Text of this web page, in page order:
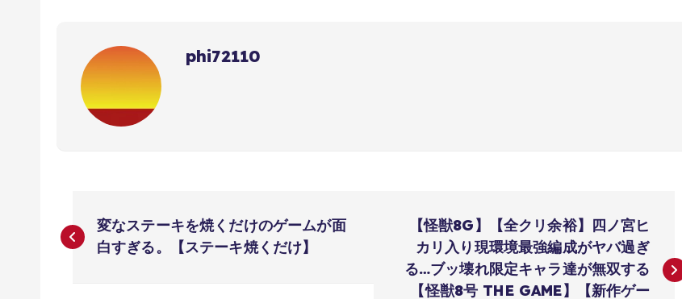
phi72110
投
稿
変なステーキを焼くだけのゲームが面
白すぎる。【ステーキ焼くだけ】
【怪獣8G】【全クリ余裕】四ノ宮ヒ
カリ入り現環境最強編成がヤバ過ぎ
る…ブッ壊れ限定キャラ達が無双する
【怪獣8号 THE GAME】【新作ゲー